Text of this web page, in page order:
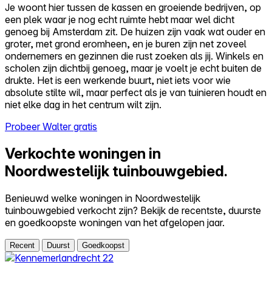
Reviews
Prijzen
Log in
Probeer Walter gratis
Je woont hier tussen de kassen en groeiende bedrijven, op
een plek waar je nog echt ruimte hebt maar wel dicht
genoeg bij Amsterdam zit. De huizen zijn vaak wat ouder en
groter, met grond eromheen, en je buren zijn net zoveel
ondernemers en gezinnen die rust zoeken als jij. Winkels en
scholen zijn dichtbij genoeg, maar je voelt je echt buiten de
drukte. Het is een werkende buurt, niet iets voor wie
absolute stilte wil, maar perfect als je van tuinieren houdt en
niet elke dag in het centrum wilt zijn.
Probeer Walter gratis
Verkochte woningen in
Noordwestelijk tuinbouwgebied.
Benieuwd welke woningen in Noordwestelijk
tuinbouwgebied verkocht zijn? Bekijk de recentste, duurste
en goedkoopste woningen van het afgelopen jaar.
Recent Duurst Goedkoopst